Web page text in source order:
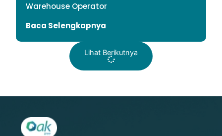
Warehouse Operator
Baca Selengkapnya
Lihat Berikutnya